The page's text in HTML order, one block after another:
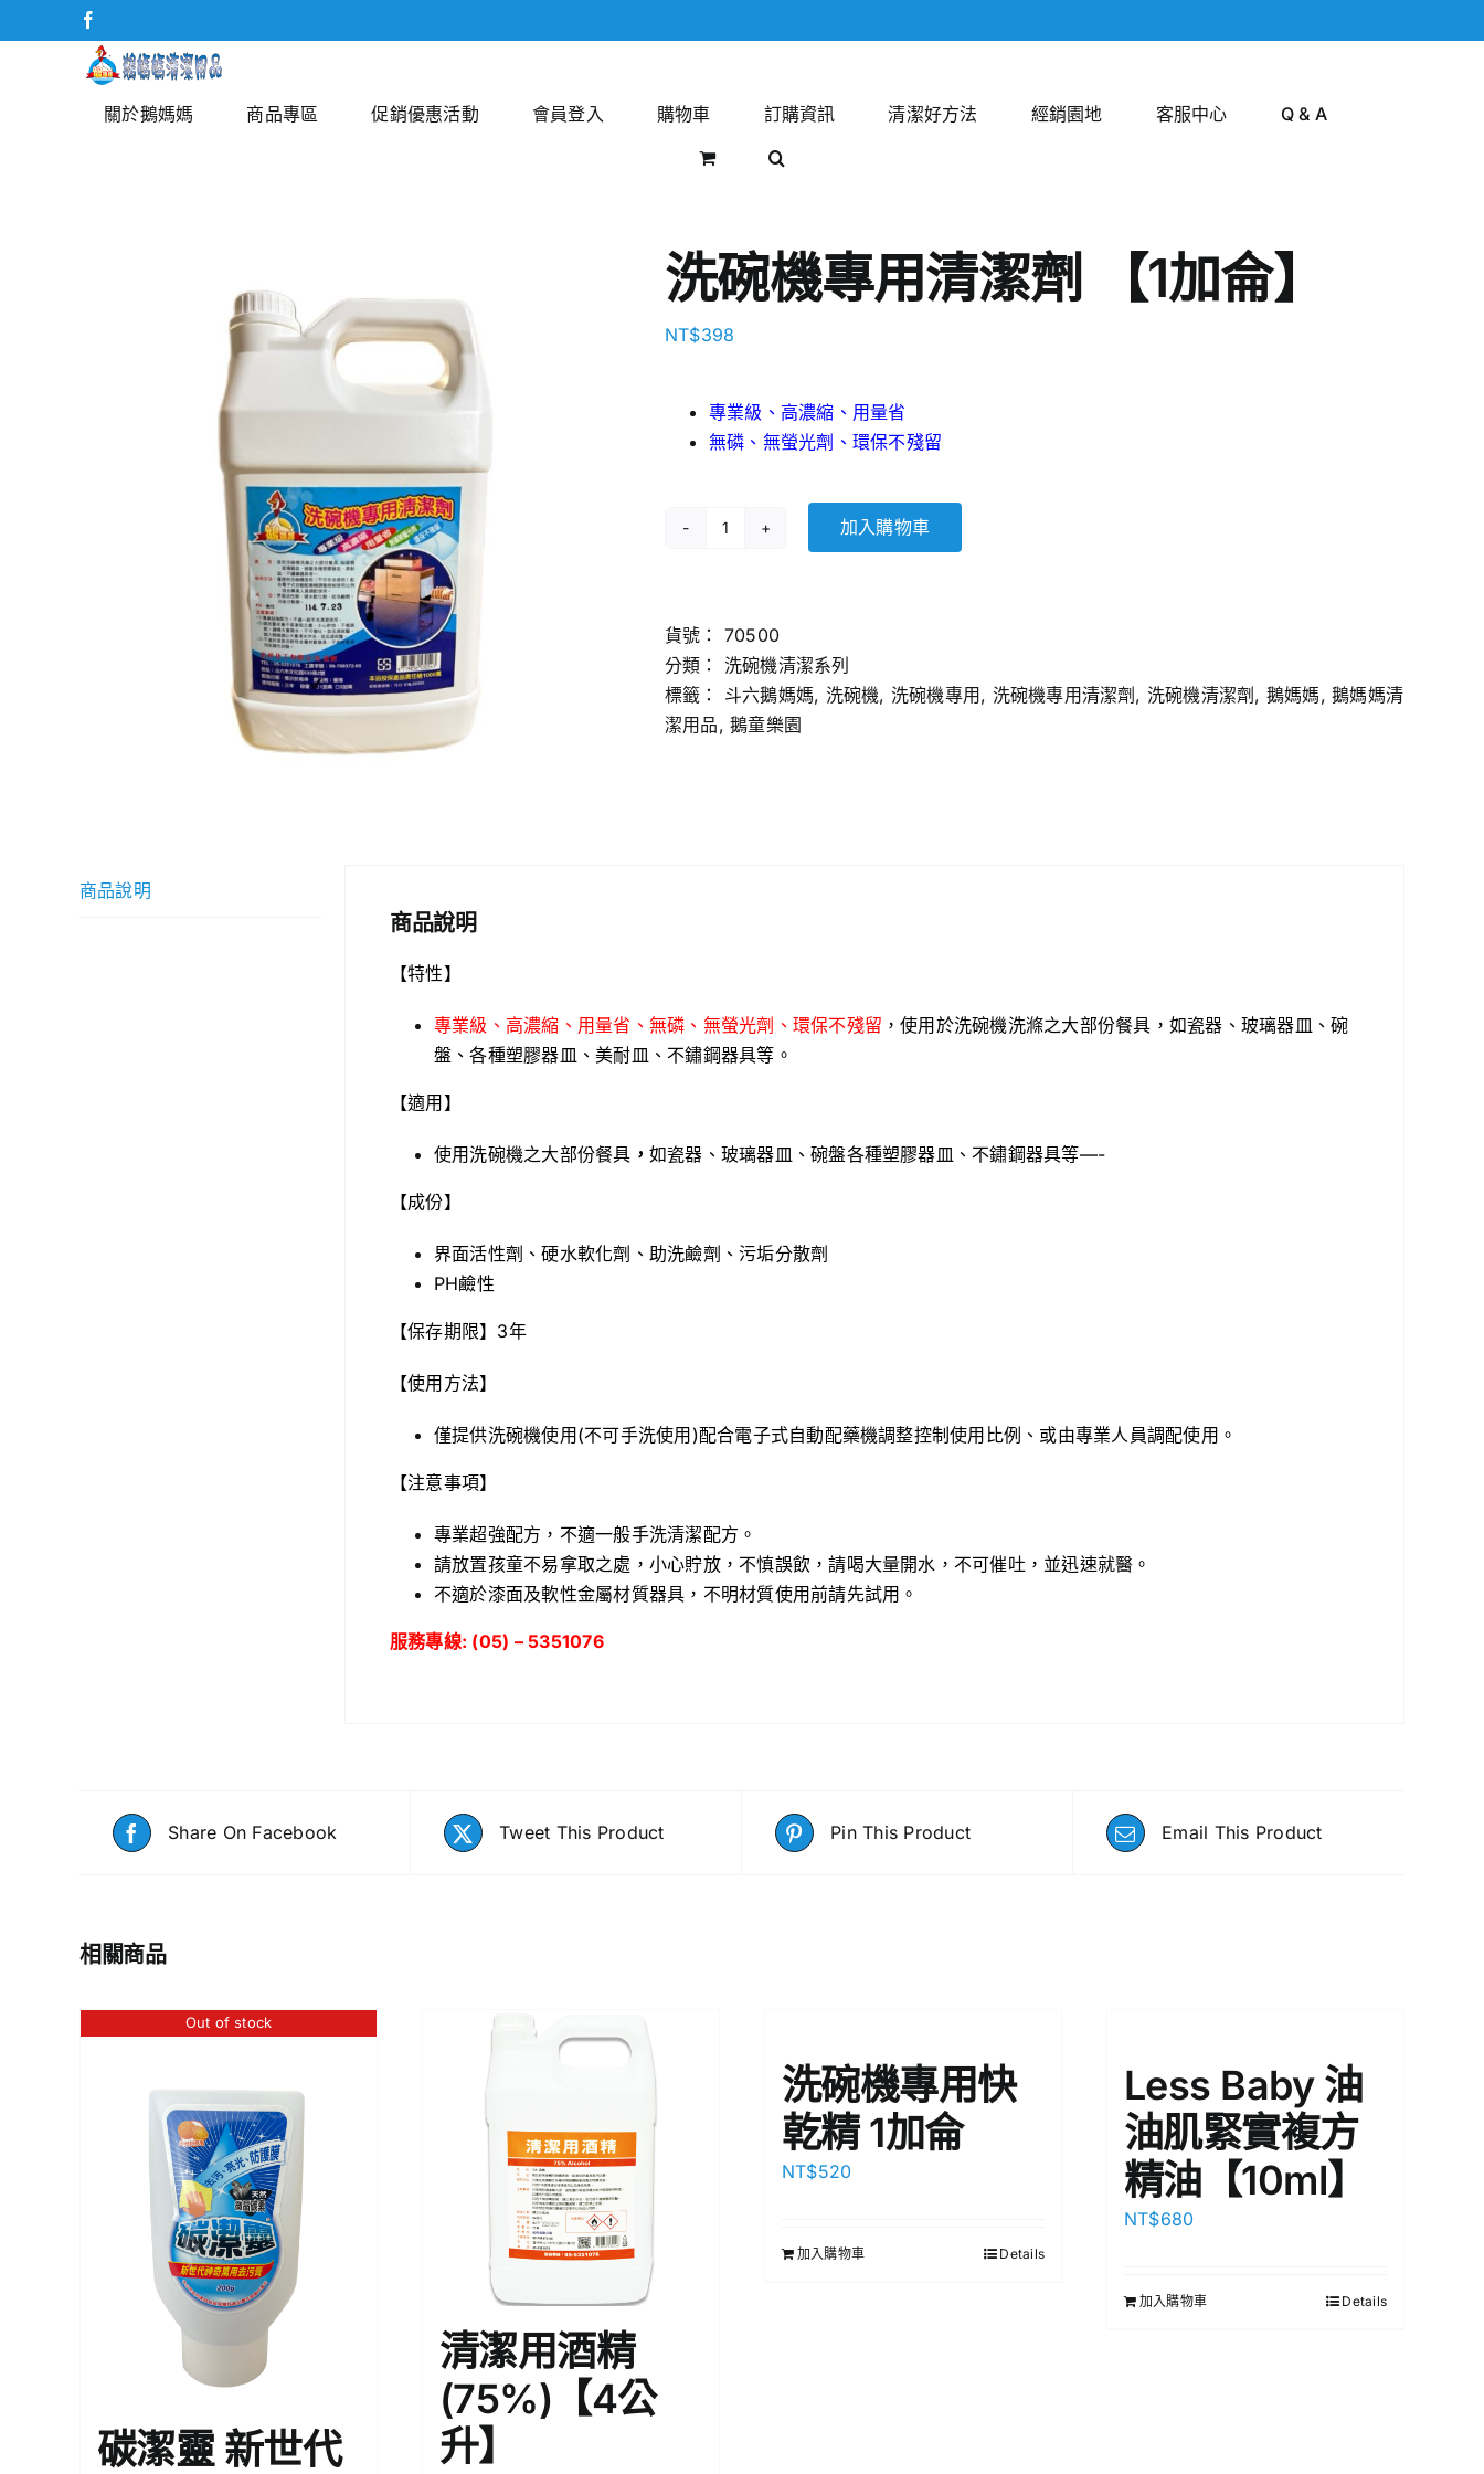
to
關於鵝媽媽 商品專區 促銷優惠活動 會員登入 購物車 訂購資訊 清潔好方法 經銷園地 客服中心 Q & A
洗碗機專用清潔劑 【1加侖】
NT$398
專業級、高濃縮、用量省
無磷、無螢光劑、環保不殘留
洗
專
用
清
潔
加入購物車
貨號： 70500
分類： 洗碗機清潔系列
標籤： 斗六鵝媽媽, 洗碗機, 洗碗機專用, 洗碗機專用清潔劑, 洗碗機清潔劑, 鵝媽媽,鵝媽媽清
潔用品,鵝童樂園
商品說明
商品說明
【特性】
專業級、高濃縮、用量省、無磷、無螢光劑、環保不殘留 ，使用於洗碗機洗滌之大部份餐具，如瓷器、玻璃器皿、碗
盤、各種塑膠器皿、美耐皿、不鏽鋼器具等。
【適用】
使用洗碗機之大部份餐具 ， 如瓷器、玻璃器皿、碗盤各種塑膠器皿、不鏽鋼器具等—-
【成份】
界面活性劑、硬水軟化劑、助洗鹼劑、污垢分散劑
PH鹼性
【保存期限】3年
【使用方法】
僅提供洗碗機使用(不可手洗使用)配合電子式自動配藥機調整控制使用比例、或由專業人員調配使用。
【注意事項】
專業超強配方，不適一般手洗清潔配方。
請放置孩童不易拿取之處，小心貯放，不慎誤飲，請喝大量開水，不可催吐，並迅速就醫。
不適於漆面及軟性金屬材質器具，不明材質使用前請先試用。
服務專線: (05) – 5351076
Share On Facebook Tweet This Product Pin This Product Email This Product
相關商品
Out of stock
碳潔靈 新世代
清潔用酒精
(75%)【4公
升】
洗碗機專用快
乾精 1加侖
NT$520
加入購物車 Details
Less Baby 油
油肌緊實複方
精油【10ml】
NT$680
加入購物車 Details